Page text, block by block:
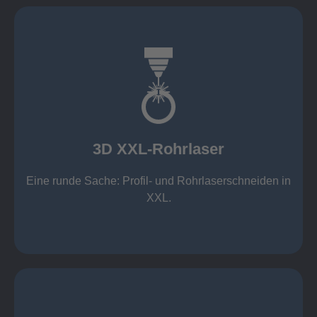
3D XXL-Rohrlaser
Eine runde Sache: Profil- und Rohrlaserschneiden in
XXL.
3D XXL-Rohrlaser
Rechteckprofile bis 300 x 300 mm
Wandstärken:
Nichtrostende Stähle 15 mm (oxidfrei)
Aluminium 10 mm (oxidfrei)